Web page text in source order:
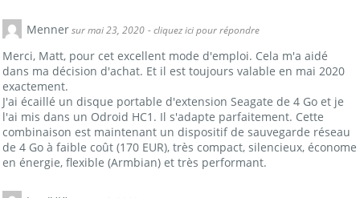
Mennersur mai 23, 2020 - cliquez ici pour répondre
Merci, Matt, pour cet excellent mode d'emploi. Cela m'a aidé
dans ma décision d'achat. Et il est toujours valable en mai 2020
exactement.
J'ai écaillé un disque portable d'extension Seagate de 4 Go et je
l'ai mis dans un Odroid HC1. Il s'adapte parfaitement. Cette
combinaison est maintenant un dispositif de sauvegarde réseau
de 4 Go à faible coût (170 EUR), très compact, silencieux, économe
en énergie, flexible (Armbian) et très performant.